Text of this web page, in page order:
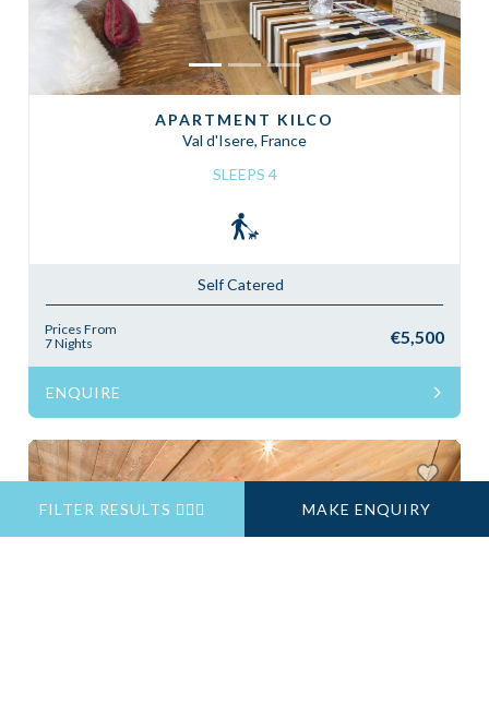
APARTMENT KILCO
Val d'Isere, France
SLEEPS 4
Self Catered
Prices From
7 Nights
€5,500
ENQUIRE
FILTER RESULTS MAKE ENQUIRY